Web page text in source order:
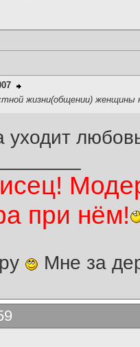
жизни(общении)
уходит
при нём!
Мне за